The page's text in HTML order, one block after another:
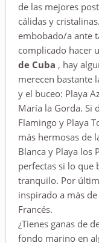
de las mejores
cálidas y
embobado/a ante
complicado hacer
de Cuba , hay
merecen bastante
y el buceo: Playa
María la Gorda. Si
Flamingo y Playa
más hermosas de
Blanca y Playa los
perfectas si lo que
tranquilo. Por
inspirado a más
Francés.
¿Tienes ganas de
fondo marino en